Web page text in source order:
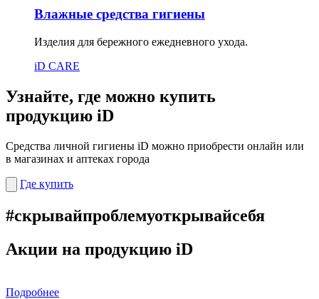
Влажные средства гигиены
Изделия для бережного ежедневного ухода.
iD CARE
Узнайте, где можно купить
продукцию iD
Средства личной гигиены iD можно приобрести онлайн или
в магазинах и аптеках города
Где купить
#скрывайпроблемуоткрывайсебя
Акции на продукцию iD
Подробнее